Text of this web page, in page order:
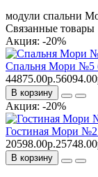
модули спальни
Связанные товары
Акция: -20%
Спальня Мори №5
44875.00р.
В корзину
Акция: -20%
Гостиная Мори №2
20598.00р.
В корзину